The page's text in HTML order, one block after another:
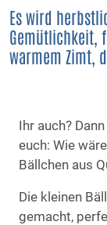
Es wird
Gemütlichkeit,
warmem Zimt,
Ihr auch?
euch: Wie
Bällchen aus
Die kleinen
gemacht,